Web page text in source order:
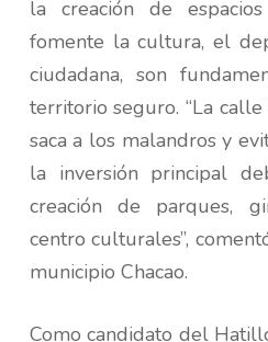
la creación de
fomente la cultura, el
ciudadana, son
territorio seguro. “La
saca a los malandros y
la inversión principal
creación de parques,
centro culturales”,
municipio Chacao.
Como candidato del